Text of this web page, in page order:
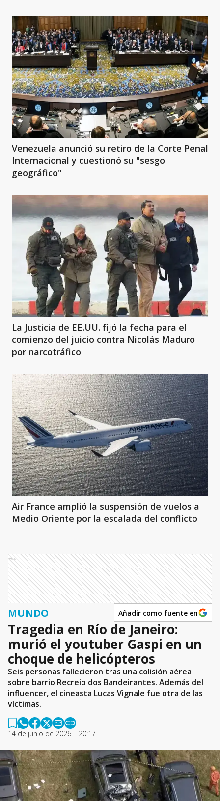
Venezuela anunció su retiro de la Corte Penal
Internacional y cuestionó su "sesgo
geográfico"
La Justicia de EE.UU. fijó la fecha para el
comienzo del juicio contra Nicolás Maduro
por narcotráfico
Air France amplió la suspensión de vuelos a
Medio Oriente por la escalada del conflicto
Ads
MUNDO Añadir como fuente en
Tragedia en Río de Janeiro:
murió el youtuber Gaspi en un
choque de helicópteros
Seis personas fallecieron tras una colisión aérea
sobre barrio Recreio dos Bandeirantes. Además del
influencer, el cineasta Lucas Vignale fue otra de las
víctimas.
14 de junio de 2026 | 20:17